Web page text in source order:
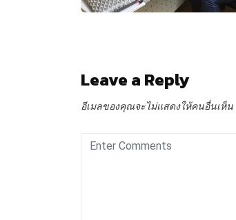
Leave a Reply
อีเมลของคุณจะไม่แสดงให้คนอื่นเห็น